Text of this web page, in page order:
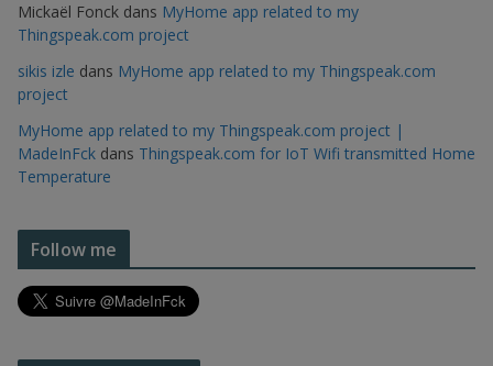
Mickaël Fonck dans MyHome app related to my
Thingspeak.com project
sikis izle dans MyHome app related to my Thingspeak.com
project
MyHome app related to my Thingspeak.com project |
MadeInFck dans Thingspeak.com for IoT Wifi transmitted Home
Temperature
Follow me